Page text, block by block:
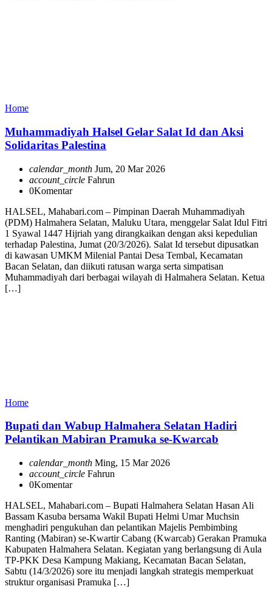
Home
Muhammadiyah Halsel Gelar Salat Id dan Aksi
Solidaritas Palestina
calendar_month Jum, 20 Mar 2026
account_circle Fahrun
0Komentar
HALSEL, Mahabari.com – Pimpinan Daerah Muhammadiyah
(PDM) Halmahera Selatan, Maluku Utara, menggelar Salat Idul Fitri
1 Syawal 1447 Hijriah yang dirangkaikan dengan aksi kepedulian
terhadap Palestina, Jumat (20/3/2026). Salat Id tersebut dipusatkan
di kawasan UMKM Milenial Pantai Desa Tembal, Kecamatan
Bacan Selatan, dan diikuti ratusan warga serta simpatisan
Muhammadiyah dari berbagai wilayah di Halmahera Selatan. Ketua
[…]
Home
Bupati dan Wabup Halmahera Selatan Hadiri
Pelantikan Mabiran Pramuka se-Kwarcab
calendar_month Ming, 15 Mar 2026
account_circle Fahrun
0Komentar
HALSEL, Mahabari.com – Bupati Halmahera Selatan Hasan Ali
Bassam Kasuba bersama Wakil Bupati Helmi Umar Muchsin
menghadiri pengukuhan dan pelantikan Majelis Pembimbing
Ranting (Mabiran) se-Kwartir Cabang (Kwarcab) Gerakan Pramuka
Kabupaten Halmahera Selatan. Kegiatan yang berlangsung di Aula
TP-PKK Desa Kampung Makiang, Kecamatan Bacan Selatan,
Sabtu (14/3/2026) sore itu menjadi langkah strategis memperkuat
struktur organisasi Pramuka […]